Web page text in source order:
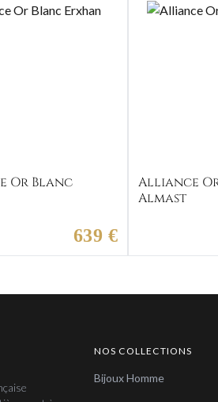
Or Blanc
639 €
Alliance
Almast
NOS COLLECTIONS
Bijoux Homme